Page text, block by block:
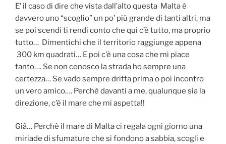
E’ il caso di dire che vista dall’alto questa Malta è
davvero uno “scoglio” un po’ più grande di tanti altri, ma
se poi scendi ti rendi conto che qui c’è tutto, ma proprio
tutto… Dimentichi che il territorio raggiunge appena
300 km quadrati… E poi c’è una cosa che mi piace
tanto…. Se non conosco la strada ho sempre una
certezza… Se vado sempre dritta prima o poi incontro
un vero amico…. Perchè davanti a me, qualunque sia la
direzione, c’è il mare che mi aspetta!!
Già… Perchè il mare di Malta ci regala ogni giorno una
miriade di sfumature che si fondono a sabbia, scogli e